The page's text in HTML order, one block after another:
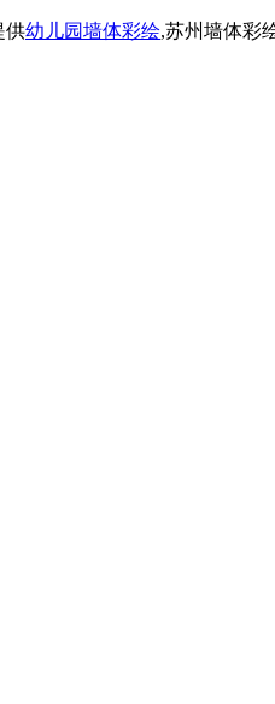
供幼儿园墙体彩绘,苏州墙体彩